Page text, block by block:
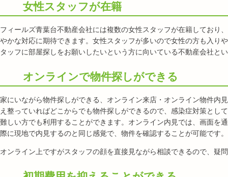
女性スタッフが在籍
フィールズ青葉台不動産会社には複数の女性スタッフが在籍しており
やかな対応に期待できます。女性スタッフが多いので女性の方も入り
タッフに部屋探しをお願いしたいという方に向いている不動産会社と
オンラインで物件探しができる
家にいながら物件探しができる、オンライン来店・オンライン物件内
え整っていればどこからでも物件探しができるので、感染症対策とし
難しい方でも利用することができます。オンライン内見では、画面を
際に現地で内見するのと同じ感覚で、物件を確認することが可能です。
オンライン上ですがスタッフの顔を直接見ながら相談できるので、疑